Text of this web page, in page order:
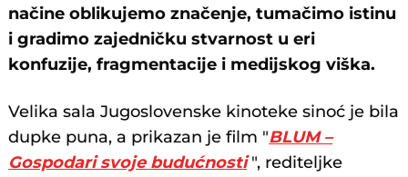
načine oblikujemo značenje, tumačimo istinu
i gradimo zajedničku stvarnost u eri
konfuzije, fragmentacije i medijskog viška.
Velika sala Jugoslovenske kinoteke sinoć je bila
dupke puna, a prikazan je film "BLUM –
Gospodari svoje budućnosti", rediteljke